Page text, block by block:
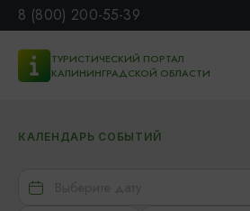
8 (800) 200-55-39
ТУРИСТИЧЕСКИЙ ПОРТАЛ
КАЛИНИНГРАДСКОЙ ОБЛАСТИ
КАЛЕНДАРЬ СОБЫТИЙ